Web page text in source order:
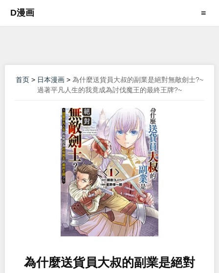
D漫画 ≡
首页 > 日本漫画 > 為什麼送貨員大叔的副業是絕對無敵劍士?~
過著平凡人生的我竟成為討伐魔王的最終王牌?~
為什麼送貨員大叔的副業是絕對